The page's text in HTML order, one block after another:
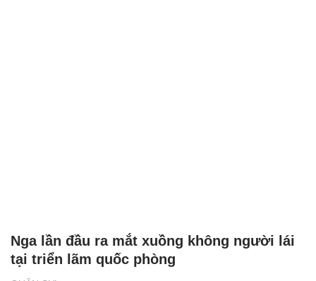
Nga lần đầu ra mắt xuồng không người lái
tại triển lãm quốc phòng